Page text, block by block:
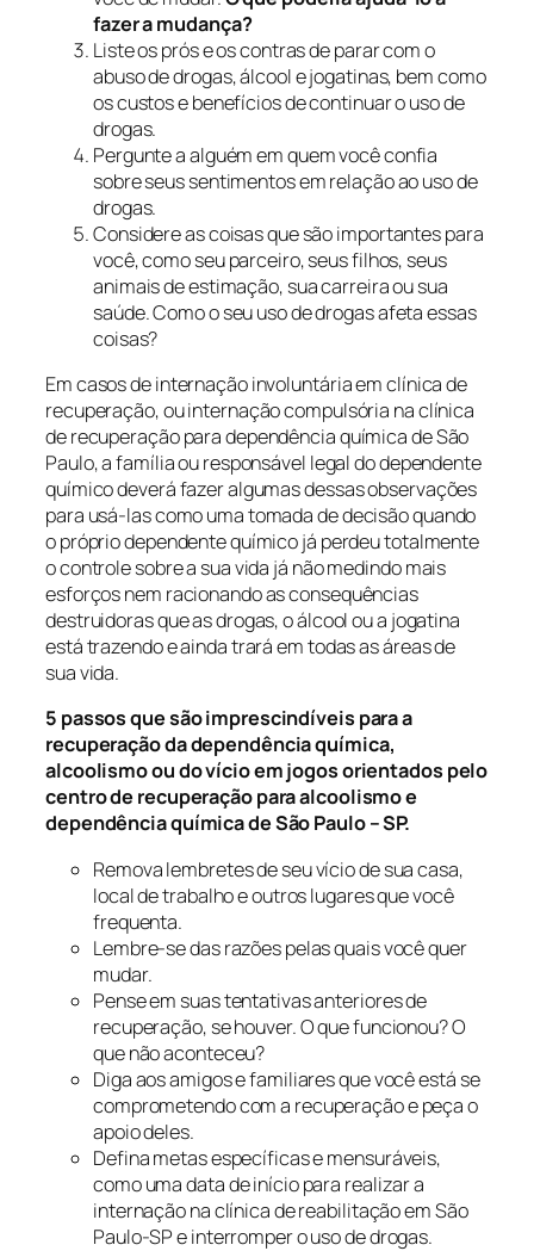
fazer a mudança?
Liste os prós e os contras de parar com o
abuso de drogas, álcool e jogatinas, bem como
os custos e benefícios de continuar o uso de
drogas.
Pergunte a alguém em quem você confia
sobre seus sentimentos em relação ao uso de
drogas.
Considere as coisas que são importantes para
você, como seu parceiro, seus filhos, seus
animais de estimação, sua carreira ou sua
saúde. Como o seu uso de drogas afeta essas
coisas?
Em casos de internação involuntária em clínica de
recuperação, ou internação compulsória na clínica
de recuperação para dependência química de São
Paulo, a família ou responsável legal do dependente
químico deverá fazer algumas dessas observações
para usá-las como uma tomada de decisão quando
o próprio dependente químico já perdeu totalmente
o controle sobre a sua vida já não medindo mais
esforços nem racionando as consequências
destruidoras que as drogas, o álcool ou a jogatina
está trazendo e ainda trará em todas as áreas de
sua vida.
5 passos que são imprescindíveis para a
recuperação da dependência química,
alcoolismo ou do vício em jogos orientados pelo
centro de recuperação para alcoolismo e
dependência química de São Paulo – SP.
Remova lembretes de seu vício de sua casa,
local de trabalho e outros lugares que você
frequenta.
Lembre-se das razões pelas quais você quer
mudar.
Pense em suas tentativas anteriores de
recuperação, se houver. O que funcionou? O
que não aconteceu?
Diga aos amigos e familiares que você está se
comprometendo com a recuperação e peça o
apoio deles.
Defina metas específicas e mensuráveis,
como uma data de início para realizar a
internação na clínica de reabilitação em São
Paulo-SP e interromper o uso de drogas.